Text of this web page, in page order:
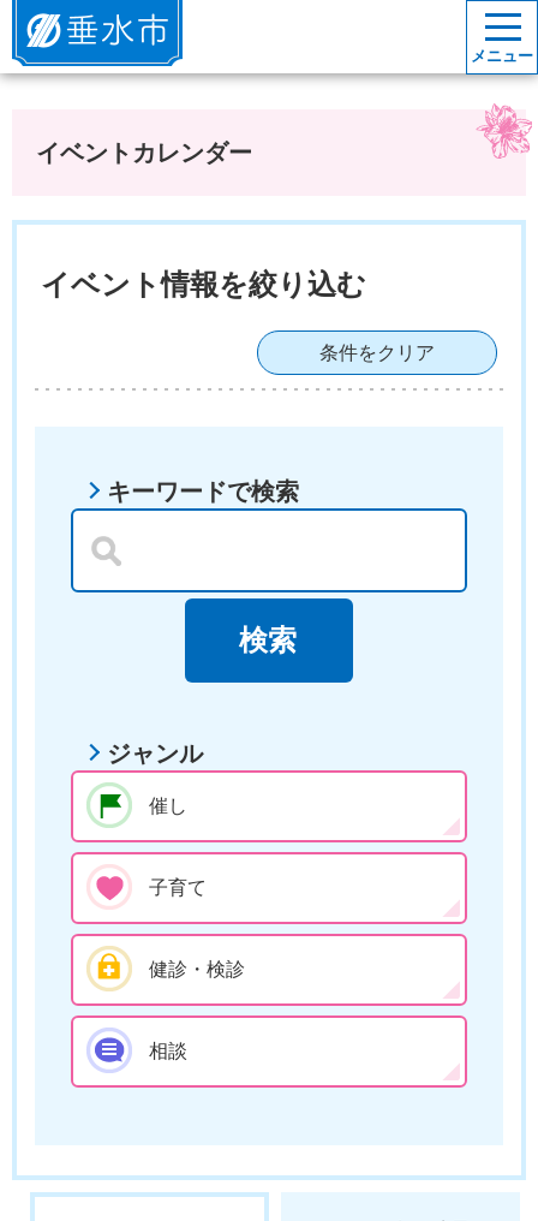
垂水市
メニュー
イベントカレンダー
イベント情報を絞り込む
条件をクリア
キーワードで検索
ジャンル
催し
子育て
健診・検診
相談